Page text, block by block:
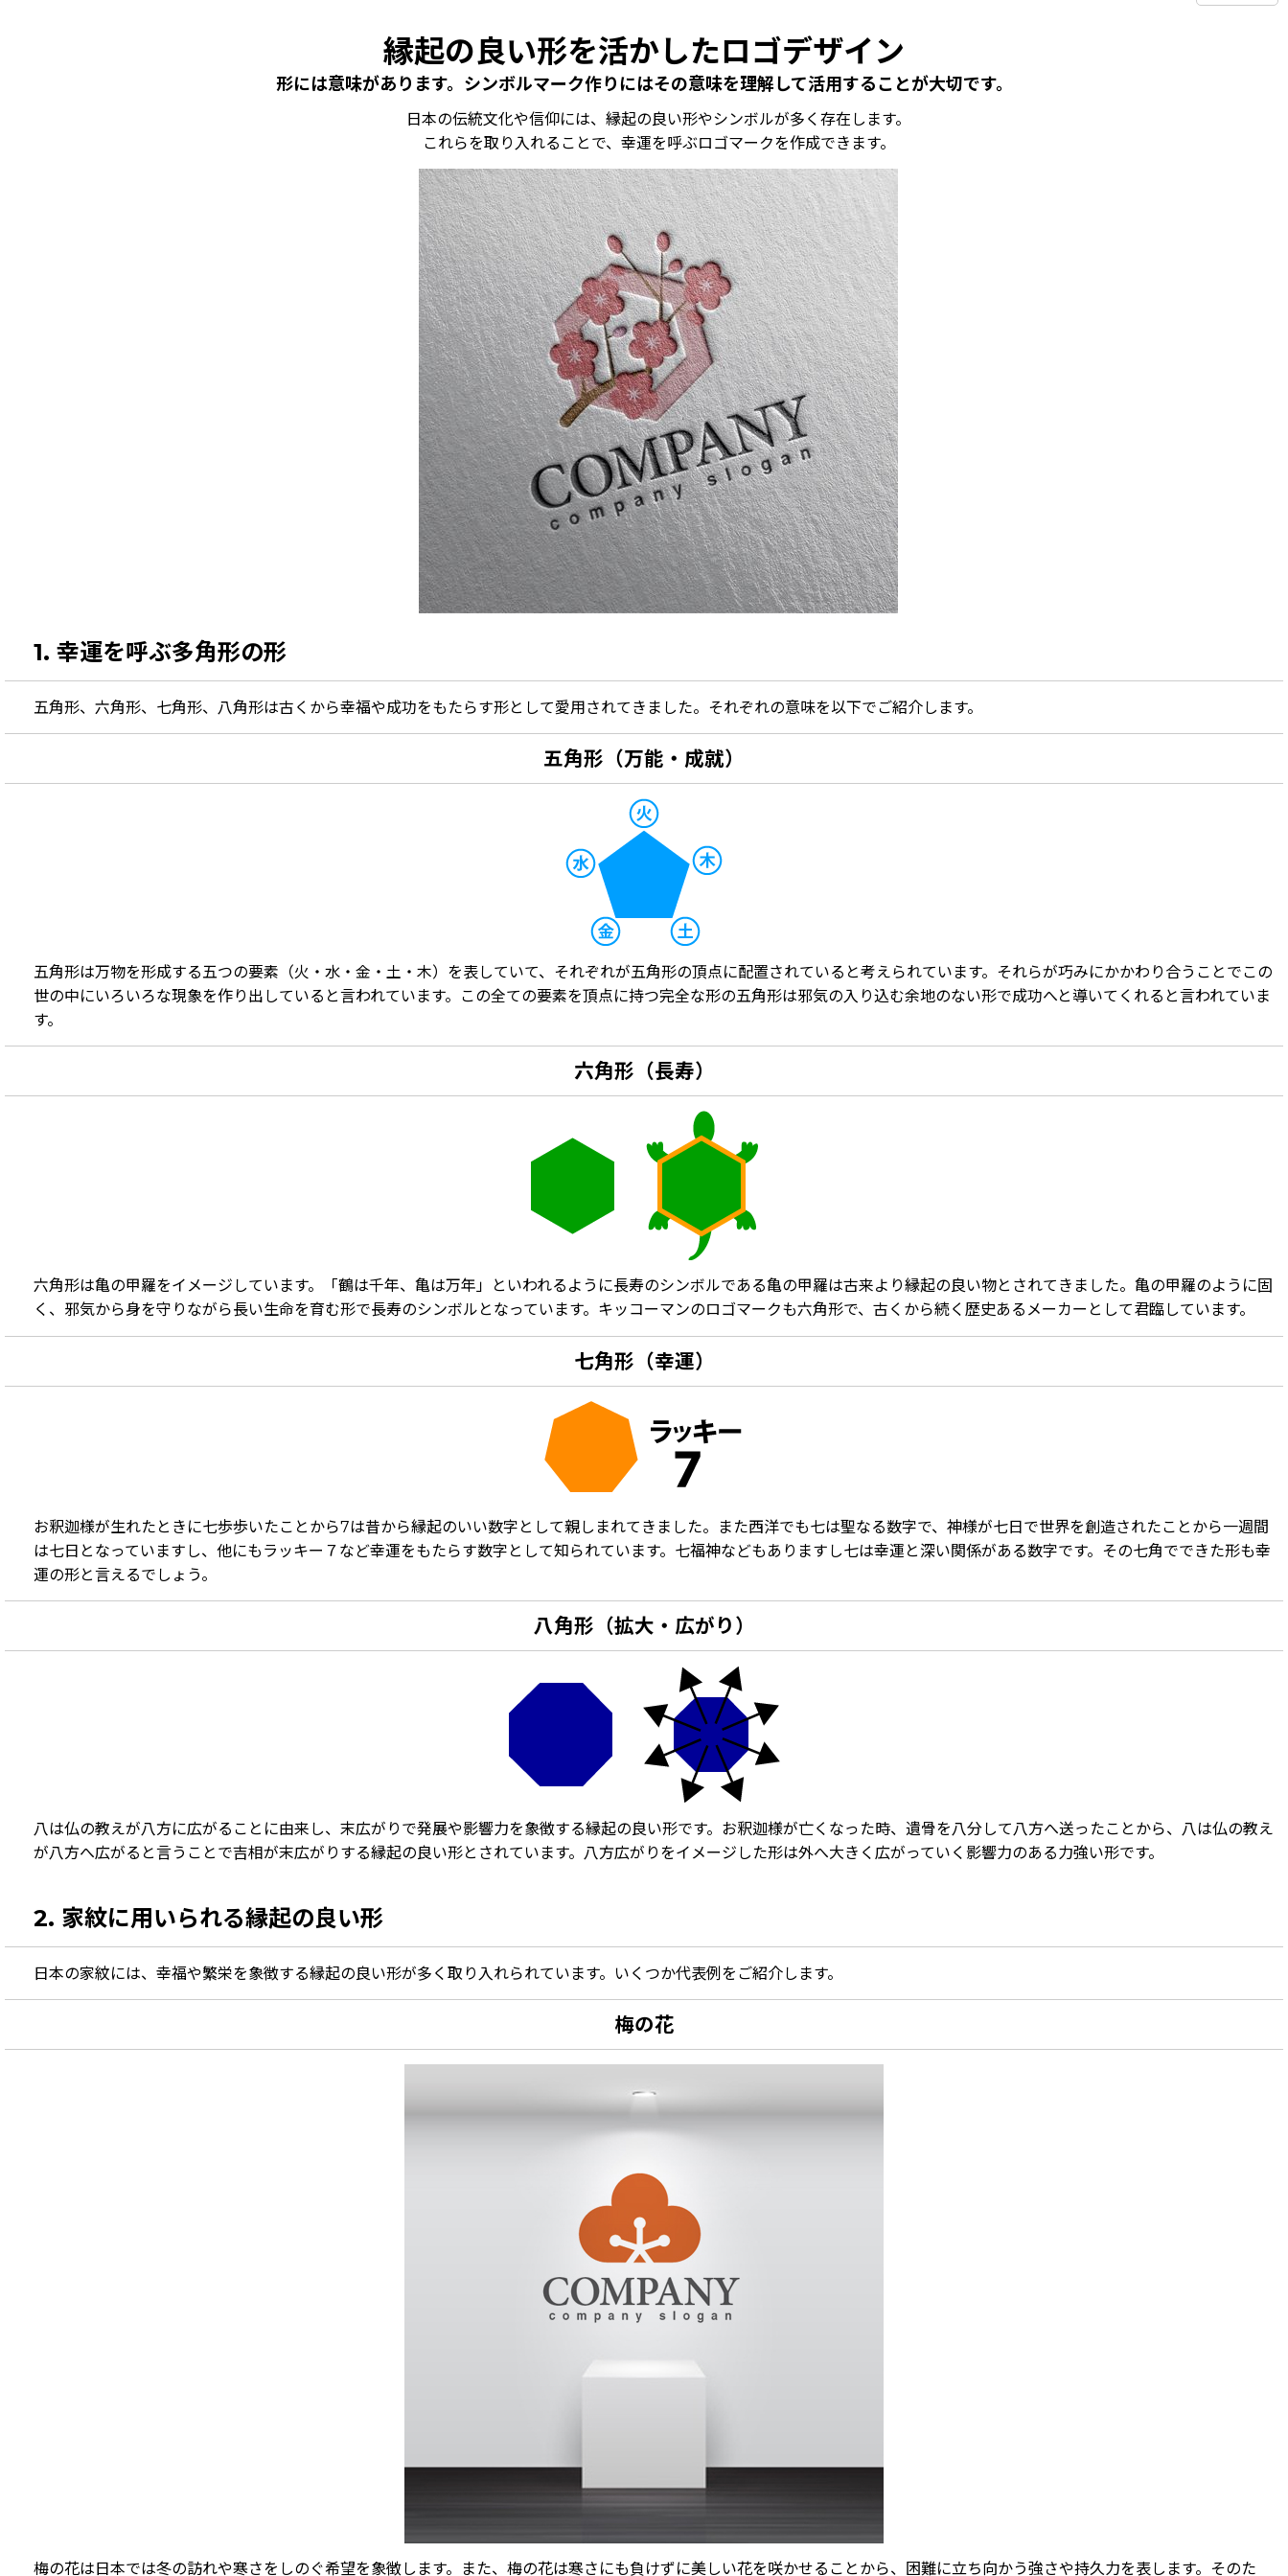
縁起の良い形を活かしたロゴデザイン
形には意味があります。シンボルマーク作りにはその意味を理解して活用することが大切です。
日本の伝統文化や信仰には、縁起の良い形やシンボルが多く存在します。
これらを取り入れることで、幸運を呼ぶロゴマークを作成できます。
1. 幸運を呼ぶ多角形の形
五角形、六角形、七角形、八角形は古くから幸福や成功をもたらす形として愛用されてきました。それぞれの意味を以下でご紹介します。
五角形（万能・成就）
五角形は万物を形成する五つの要素（火・水・金・土・木）を表していて、それぞれが五角形の頂点に配置されていると考えられています。それらが巧みにかかわり合うことでこの
世の中にいろいろな現象を作り出していると言われています。この全ての要素を頂点に持つ完全な形の五角形は邪気の入り込む余地のない形で成功へと導いてくれると言われていま
す。
六角形（長寿）
六角形は亀の甲羅をイメージしています。「鶴は千年、亀は万年」といわれるように長寿のシンボルである亀の甲羅は古来より縁起の良い物とされてきました。亀の甲羅のように固
く、邪気から身を守りながら長い生命を育む形で長寿のシンボルとなっています。キッコーマンのロゴマークも六角形で、古くから続く歴史あるメーカーとして君臨しています。
七角形（幸運）
お釈迦様が生れたときに七歩歩いたことから7は昔から縁起のいい数字として親しまれてきました。また西洋でも七は聖なる数字で、神様が七日で世界を創造されたことから一週間
は七日となっていますし、他にもラッキー７など幸運をもたらす数字として知られています。七福神などもありますし七は幸運と深い関係がある数字です。その七角でできた形も幸
運の形と言えるでしょう。
八角形（拡大・広がり）
八は仏の教えが八方に広がることに由来し、末広がりで発展や影響力を象徴する縁起の良い形です。お釈迦様が亡くなった時、遺骨を八分して八方へ送ったことから、八は仏の教え
が八方へ広がると言うことで吉相が末広がりする縁起の良い形とされています。八方広がりをイメージした形は外へ大きく広がっていく影響力のある力強い形です。
2. 家紋に用いられる縁起の良い形
日本の家紋には、幸福や繁栄を象徴する縁起の良い形が多く取り入れられています。いくつか代表例をご紹介します。
梅の花
梅の花は日本では冬の訪れや寒さをしのぐ希望を象徴します。また、梅の花は寒さにも負けずに美しい花を咲かせることから、困難に立ち向かう強さや持久力を表します。そのた